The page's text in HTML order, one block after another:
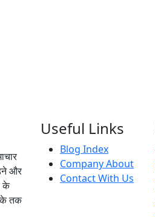
और
के
तक
Useful Links
Blog Index
Company About
Contact With Us